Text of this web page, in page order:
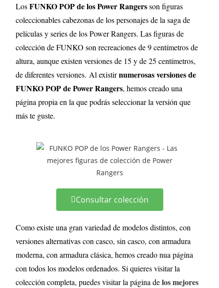
LosFUNKO POP de los Power Rangersson figuras
coleccionables cabezonas de los personajes de la saga de
películas y series de los Power Rangers. Las figuras de
colección de FUNKO son recreaciones de 9 centímetros de
altura, aunque existen versiones de 15 y de 25 centímetros,
de diferentes versiones. Al existirnumerosas versiones de
FUNKO POP de Power Rangers, hemos creado una
página propia en la que podrás seleccionar la versión que
más te guste.
Consultar colección
Como existe una gran variedad de modelos distintos, con
versiones alternativas con casco, sin casco, con armadura
moderna, con armadura clásica, hemos creado nua página
con todos los modelos ordenados. Si quieres visitar la
colección completa, puedes visitar la página delos mejores